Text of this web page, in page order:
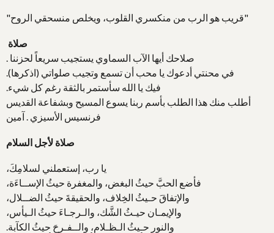
"قريب هو الرب من منكسري القلوب، ويخلص منسحقي الروح"
صلاة
صلاحك أيها الآب السماوي يستجيب سريعاً لحزننا .
في محنتي أدعوك يا محب أن تسمع وتجيب صلواتي (اذكرها).
فيك يا الله سأستمر بالثقة رغم كل شيء.
أطلب منك هذا الطلب بأسم ربنا يسوع المسيح وبشفاعة القديس
فرنسيس الأسيزي . آمين
صلاة لأجل السلام
يا رب، إستعملني لسلامِكَ،
فأضع الحبَّ حيثُ البغض، والمغفرة حيثُ الإســاءَة،
والإتفاقَ حـيثُ الخِلاف، والحقيقةَ حيثُ الضــلال،
والإيمـان حيـثُ الشَّك، والـرجـاءَ حيثُ الـيأس،
والنور حـيثُ الـظـلام، والــفـرحَ حيثُ الكآبة.